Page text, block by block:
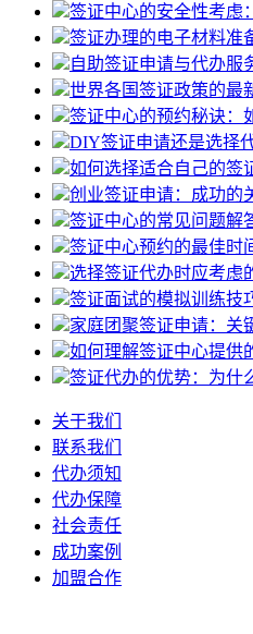
签证中心的安全性考虑
签证办理的电子材料准
自助签证申请与代办服
世界各国签证政策的最
签证中心的预约秘诀：
DIY签证申请还是选择
如何选择适合自己的签
创业签证申请：成功的
签证中心的常见问题解
签证中心预约的最佳时
选择签证代办时应考虑
签证面试的模拟训练技
家庭团聚签证申请：关
如何理解签证中心提供
签证代办的优势：为什
关于我们
联系我们
代办须知
代办保障
社会责任
成功案例
加盟合作